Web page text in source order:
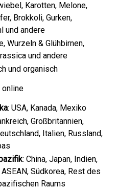
Karotten, Melone,
Brokkoli, Gurken,
und andere
Wurzeln & Glühbirnen,
und andere
und organisch
online
: USA, Kanada, Mexiko
Großbritannien,
Italien, Russland,
: China, Japan, Indien,
Südkorea, Rest des
Raums